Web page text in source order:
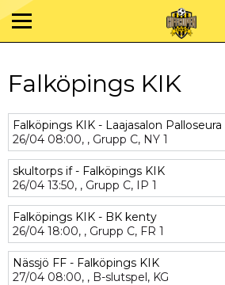
Falköpings KIK
Falköpings KIK - Laajasalon Palloseura
26/04 08:00, , Grupp C, NY 1
skultorps if - Falköpings KIK
26/04 13:50, , Grupp C, IP 1
Falköpings KIK - BK kenty
26/04 18:00, , Grupp C, FR 1
Nässjö FF - Falköpings KIK
27/04 08:00, , B-slutspel, KG